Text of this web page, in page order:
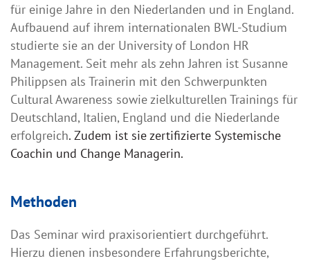
für einige Jahre in den Niederlanden und in England.
Aufbauend auf ihrem internationalen BWL-Studium
studierte sie an der University of London HR
Management. Seit mehr als zehn Jahren ist Susanne
Philippsen als Trainerin mit den Schwerpunkten
Cultural Awareness sowie zielkulturellen Trainings für
Deutschland, Italien, England und die Niederlande
erfolgreich. Zudem ist sie zertifizierte Systemische
Coachin und Change Managerin.
Methoden
Das Seminar wird praxisorientiert durchgeführt.
Hierzu dienen insbesondere Erfahrungsberichte,